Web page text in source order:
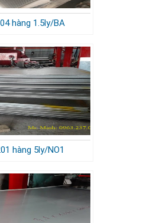
hàng 1.5ly/BA
hàng 5ly/NO1